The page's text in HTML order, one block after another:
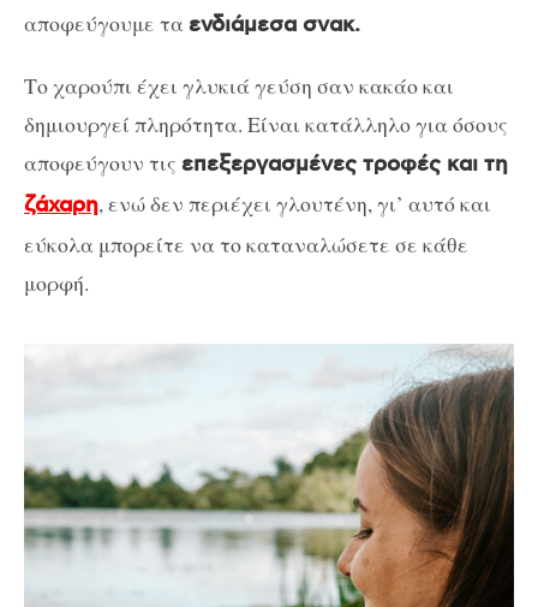
αποφεύγουμε τα ενδιάμεσα σνακ.
Το χαρούπι έχει γλυκιά γεύση σαν κακάο και
δημιουργεί πληρότητα. Είναι κατάλληλο για όσους
αποφεύγουν τις επεξεργασμένες τροφές και τη
ζάχαρη, ενώ δεν περιέχει γλουτένη, γι’ αυτό και
εύκολα μπορείτε να το καταναλώσετε σε κάθε
μορφή.